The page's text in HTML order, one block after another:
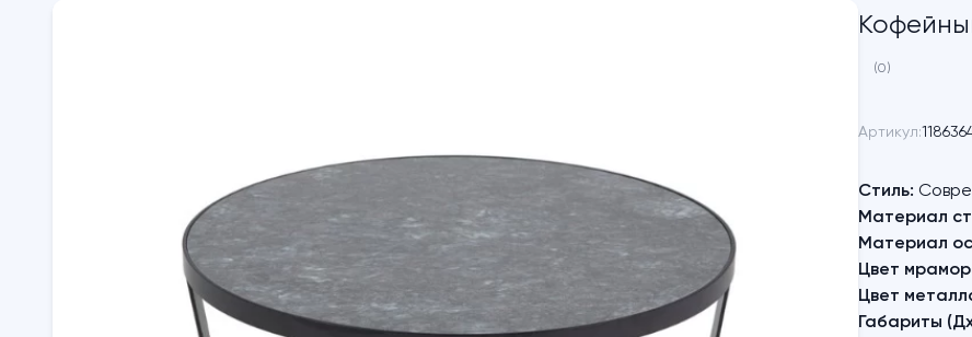
(0)
Артикул:
Стиль:
Материал
Материал
Цвет
Цвет
Габариты